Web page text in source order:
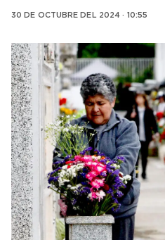
30 DE OCTUBRE DEL 2024 · 10:55